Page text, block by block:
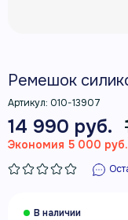
Ремешок
Артикул: 010-13907
14 990 руб.
Экономия 5 000 руб.